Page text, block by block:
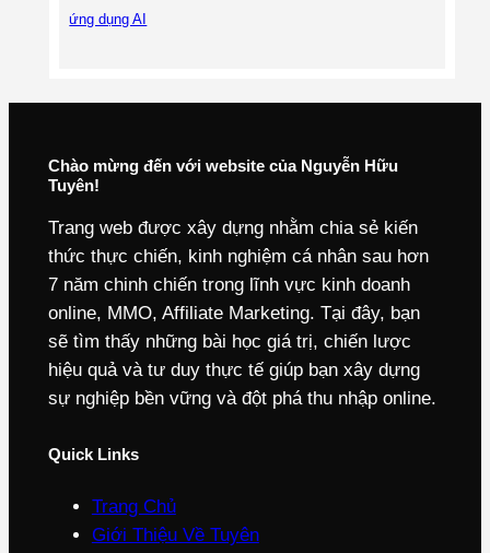
ứng dụng AI
Chào mừng đến với website của Nguyễn Hữu
Tuyên!
Trang web được xây dựng nhằm chia sẻ kiến
thức thực chiến, kinh nghiệm cá nhân sau hơn
7 năm chinh chiến trong lĩnh vực kinh doanh
online, MMO, Affiliate Marketing. Tại đây, bạn
sẽ tìm thấy những bài học giá trị, chiến lược
hiệu quả và tư duy thực tế giúp bạn xây dựng
sự nghiệp bền vững và đột phá thu nhập online.
Quick Links
Trang Chủ
Giới Thiệu Về Tuyên